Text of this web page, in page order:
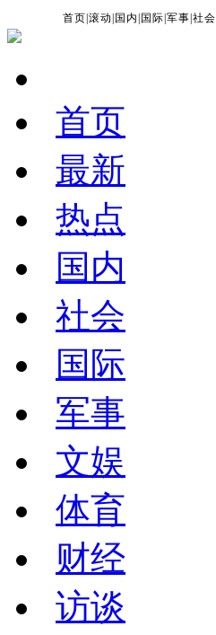
首页 |滚动 国内 国际 |军事 |社会
首页
最新
热点
国内
社会
国际
军事
文娱
体育
财经
访谈